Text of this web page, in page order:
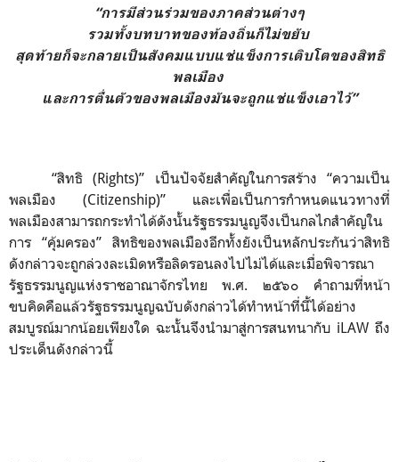
“การมีส่วนร่วมของภาคส่วนต่างๆ
รวมทั้งบทบาทของท้องถิ่นก็ไม่ขยับ
สุดท้ายก็จะกลายเป็นสังคมแบบแช่แข็งการเติบโตของสิทธิ
พลเมือง
และการตื่นตัวของพลเมืองมันจะถูกแช่แข็งเอาไว้”
“สิทธิ (Rights)” เป็นปัจจัยสำคัญในการสร้าง “ความเป็น
พลเมือง (Citizenship)” และเพื่อเป็นการกำหนดแนวทางที่
พลเมืองสามารถกระทำได้ดังนั้นรัฐธรรมนูญจึงเป็นกลไกสำคัญใน
การ “คุ้มครอง” สิทธิของพลเมืองอีกทั้งยังเป็นหลักประกันว่าสิทธิ
ดังกล่าวจะถูกล่วงละเมิดหรือลิดรอนลงไปไม่ได้และเมื่อพิจารณา
รัฐธรรมนูญแห่งราชอาณาจักรไทย พ.ศ. ๒๕๖๐ คำถามที่หน้า
ขบคิดคือแล้วรัฐธรรมนูญฉบับดังกล่าวได้ทำหน้าที่นี้ได้อย่าง
สมบูรณ์มากน้อยเพียงใด ฉะนั้นจึงนำมาสู่การสนทนากับ iLAW ถึง
ประเด็นดังกล่าวนี้